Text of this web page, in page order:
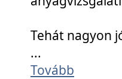
Tehát nagyon
...
Tovább